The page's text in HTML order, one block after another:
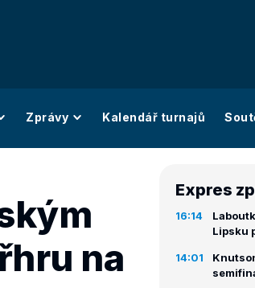
Zprávy Kalendář turnajů
na
Expres
16:14
Lipsku
14:01